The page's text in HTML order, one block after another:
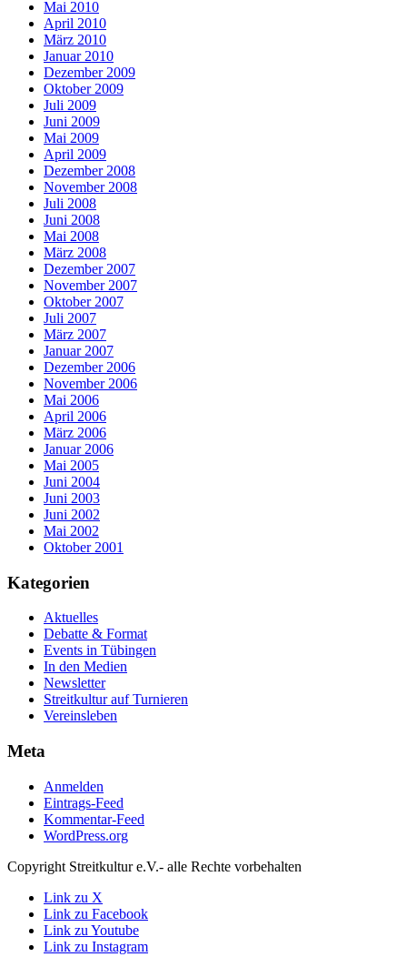
Mai 2010
April 2010
März 2010
Januar 2010
Dezember 2009
Oktober 2009
Juli 2009
Juni 2009
Mai 2009
April 2009
Dezember 2008
November 2008
Juli 2008
Juni 2008
Mai 2008
März 2008
Dezember 2007
November 2007
Oktober 2007
Juli 2007
März 2007
Januar 2007
Dezember 2006
November 2006
Mai 2006
April 2006
März 2006
Januar 2006
Mai 2005
Juni 2004
Juni 2003
Juni 2002
Mai 2002
Oktober 2001
Kategorien
Aktuelles
Debatte & Format
Events in Tübingen
In den Medien
Newsletter
Streitkultur auf Turnieren
Vereinsleben
Meta
Anmelden
Eintrags-Feed
Kommentar-Feed
WordPress.org
Copyright Streitkultur e.V.- alle Rechte vorbehalten
Link zu X
Link zu Facebook
Link zu Youtube
Link zu Instagram